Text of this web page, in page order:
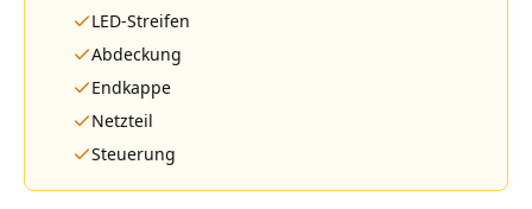
LED-Streifen
Abdeckung
Endkappe
Netzteil
Steuerung